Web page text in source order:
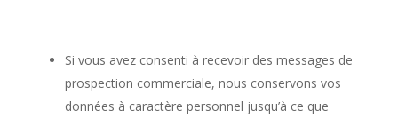
Si vous avez consenti à recevoir des messages de
prospection commerciale, nous conservons vos
données à caractère personnel jusqu’à ce que